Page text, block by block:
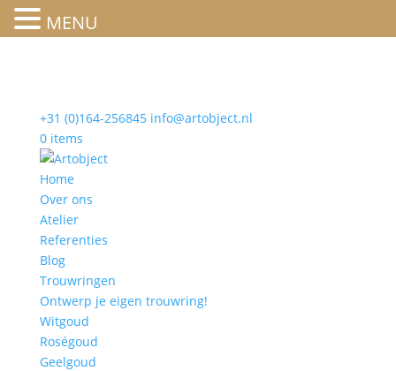
+31 (0)164-256845 info@artobject.nl
0 items
Home
Over ons
Atelier
Referenties
Blog
Trouwringen
Ontwerp je eigen trouwring!
Witgoud
Roségoud
Geelgoud
MENU